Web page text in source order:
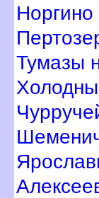
Норгино
Тумазы